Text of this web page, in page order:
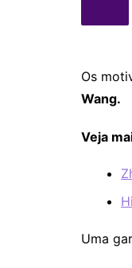
Os
Wang.
Veja
Uma